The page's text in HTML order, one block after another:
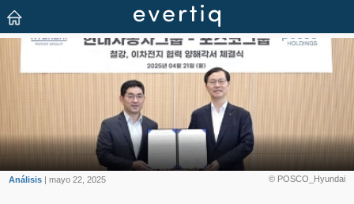
© POSCO_Hyundai
Análisis | mayo 22, 2025